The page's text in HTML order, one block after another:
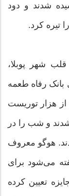
شدند و دود
تیره کرد.
شهر پوبلا،
رفاه طعمه
از هزار توریست
و شب را در
هوگو معروف
می‌شود برای
هزار پزو جایزه تعیین کرده